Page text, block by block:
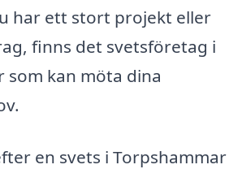
har ett stort projekt eller
finns det svetsföretag i
som kan möta dina
en svets i Torpshammar